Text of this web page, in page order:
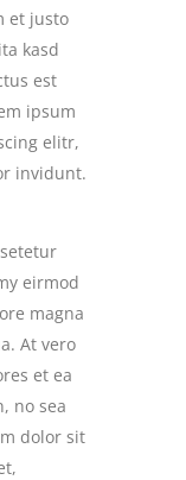
et justo
kasd
est
ipsum
elitr,
invidunt.
eirmod
magna
At vero
et ea
no sea
dolor sit